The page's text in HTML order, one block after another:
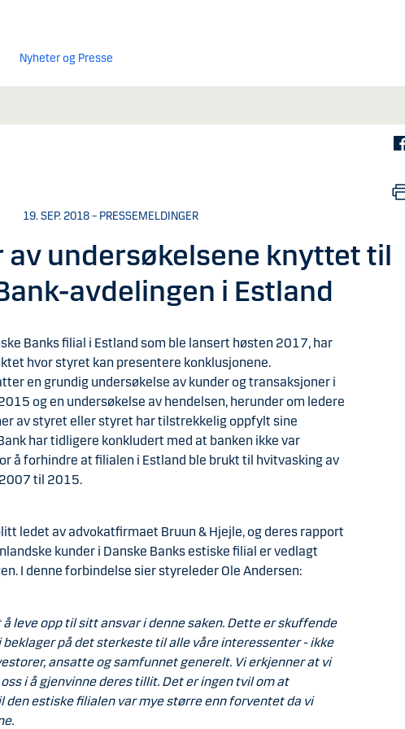
Nyheter og Presse
19. SEP. 2018 – PRESSEMELDINGER
av undersøkelsene knyttet til
avdelingen i Estland
Banks filial i Estland som ble lansert høsten 2017, har
hvor styret kan presentere konklusjonene.
en grundig undersøkelse av kunder og transaksjoner i
og en undersøkelse av hendelsen, herunder om ledere
av styret eller styret har tilstrekkelig oppfylt sine
har tidligere konkludert med at banken ikke var
å forhindre at filialen i Estland ble brukt til hvitvasking av
til 2015.
ledet av advokatfirmaet Bruun & Hjejle, og deres rapport
kunder i Danske Banks estiske filial er vedlagt
I denne forbindelse sier styreleder Ole Andersen:
å leve opp til sitt ansvar i denne saken. Dette er skuffende
beklager på det sterkeste til alle våre interessenter - ikke
ansatte og samfunnet generelt. Vi erkjenner at vi
i å gjenvinne deres tillit. Det er ingen tvil om at
estiske filialen var mye større enn forventet da vi